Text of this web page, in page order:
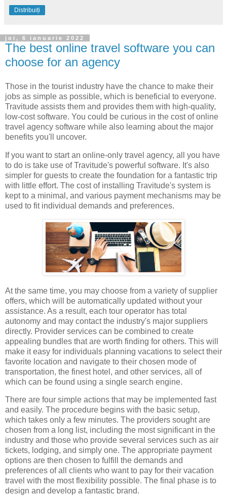
Distribuiți
joi, 6 ianuarie 2022
The best online travel software you can
choose for an agency
Those in the tourist industry have the chance to make their
jobs as simple as possible, which is beneficial to everyone.
Travitude assists them and provides them with high-quality,
low-cost software. You could be curious in the cost of online
travel agency software while also learning about the major
benefits you'll uncover.
If you want to start an online-only travel agency, all you have
to do is take use of Travitude's powerful software. It's also
simpler for guests to create the foundation for a fantastic trip
with little effort. The cost of installing Travitude's system is
kept to a minimal, and various payment mechanisms may be
used to fit individual demands and preferences.
At the same time, you may choose from a variety of supplier
offers, which will be automatically updated without your
assistance. As a result, each tour operator has total
autonomy and may contact the industry's major suppliers
directly. Provider services can be combined to create
appealing bundles that are worth finding for others. This will
make it easy for individuals planning vacations to select their
favorite location and navigate to their chosen mode of
transportation, the finest hotel, and other services, all of
which can be found using a single search engine.
There are four simple actions that may be implemented fast
and easily. The procedure begins with the basic setup,
which takes only a few minutes. The providers sought are
chosen from a long list, including the most significant in the
industry and those who provide several services such as air
tickets, lodging, and simply one. The appropriate payment
options are then chosen to fulfill the demands and
preferences of all clients who want to pay for their vacation
travel with the most flexibility possible. The final phase is to
design and develop a fantastic brand.